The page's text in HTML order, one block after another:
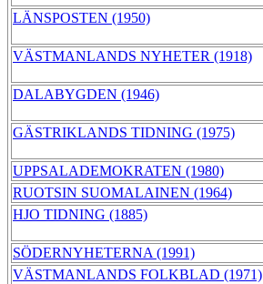
LÄNSPOSTEN (1950)
VÄSTMANLANDS NYHETER (1918)
DALABYGDEN (1946)
GÄSTRIKLANDS TIDNING (1975)
UPPSALADEMOKRATEN (1980)
RUOTSIN SUOMALAINEN (1964)
HJO TIDNING (1885)
SÖDERNYHETERNA (1991)
VÄSTMANLANDS FOLKBLAD (1971)